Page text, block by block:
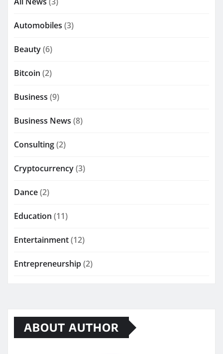
Automobiles (3)
Beauty(6)
Bitcoin (2)
Business (9)
Business News (8)
Consulting(2)
Cryptocurrency(3)
Dance(2)
Education (11)
Entertainment(12)
Entrepreneurship(2)
ABOUT AUTHOR